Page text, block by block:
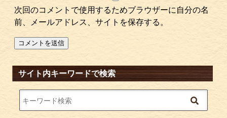
次回のコメントで使用するためブラウザーに自分の名
前、メールアドレス、サイトを保存する。
サイト内キーワードで検索